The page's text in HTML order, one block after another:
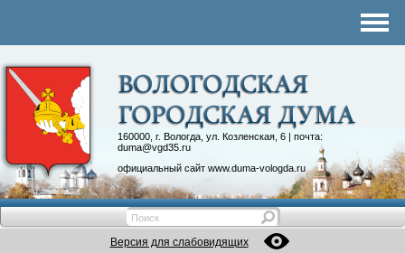
160000, г. Вологда, ул. Козленская, 6 | почта:
duma@vgd35.ru
официальный сайт www.duma-vologda.ru
Контакты
Депутатские объединения
Версия для слабовидящих